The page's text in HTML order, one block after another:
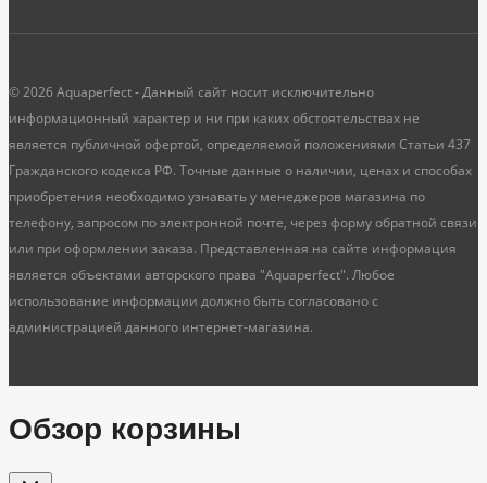
© 2026 Aquaperfect - Данный сайт носит исключительно
информационный характер и ни при каких обстоятельствах не
является публичной офертой, определяемой положениями Статьи 437
Гражданского кодекса РФ. Точные данные о наличии, ценах и способах
приобретения необходимо узнавать у менеджеров магазина по
телефону, запросом по электронной почте, через форму обратной связи
или при оформлении заказа. Представленная на сайте информация
является объектами авторского права "Aquaperfect". Любое
использование информации должно быть согласовано с
администрацией данного интернет-магазина.
Обзор корзины